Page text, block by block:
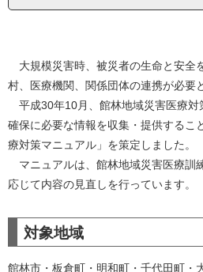
大規模災害時、被災者の生命と安全
村、医療機関、関係団体の連携が必要
平成30年10月、館林地域災害医療対
確保に必要な情報を収集・提供するこ
療対策マニュアル」を策定しました。
マニュアルは、館林地域災害医療訓
応じて内容の見直しを行っています。
対象地域
館林市・板倉町・明和町・千代田町・